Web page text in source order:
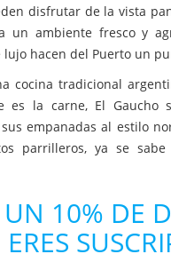
disfrutar de la vista
un ambiente fresco y
lujo hacen del Puerto un
cocina tradicional
es la carne, El Gaucho
empanadas al estilo
parrilleros, ya se
10% DE